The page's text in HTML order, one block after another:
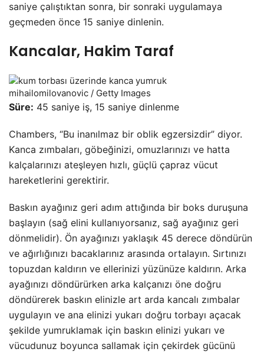
saniye çalıştıktan sonra, bir sonraki uygulamaya
geçmeden önce 15 saniye dinlenin.
Kancalar, Hakim Taraf
mihailomilovanovic / Getty Images
Süre: 45 saniye iş, 15 saniye dinlenme
Chambers, “Bu inanılmaz bir oblik egzersizdir” diyor.
Kanca zımbaları, göbeğinizi, omuzlarınızı ve hatta
kalçalarınızı ateşleyen hızlı, güçlü çapraz vücut
hareketlerini gerektirir.
Baskın ayağınız geri adım attığında bir boks duruşuna
başlayın (sağ elini kullanıyorsanız, sağ ayağınız geri
dönmelidir). Ön ayağınızı yaklaşık 45 derece döndürün
ve ağırlığınızı bacaklarınız arasında ortalayın. Sırtınızı
topuzdan kaldırın ve ellerinizi yüzünüze kaldırın. Arka
ayağınızı döndürürken arka kalçanızı öne doğru
döndürerek baskın elinizle art arda kancalı zımbalar
uygulayın ve ana elinizi yukarı doğru torbayı açacak
şekilde yumruklamak için baskın elinizi yukarı ve
vücudunuz boyunca sallamak için çekirdek gücünü